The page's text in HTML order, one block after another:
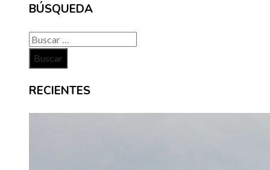
BÚSQUEDA
Buscar:
RECIENTES